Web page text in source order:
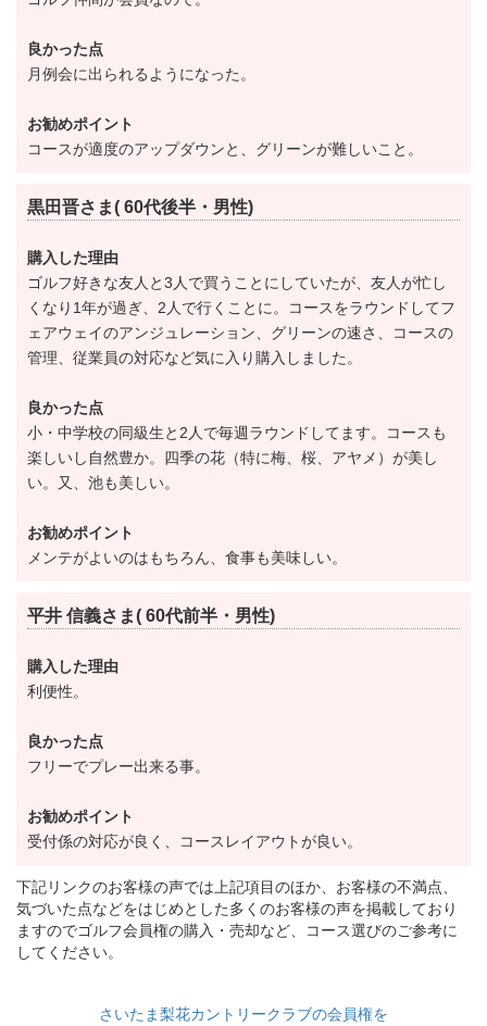
良かった点
月例会に出られるようになった。
お勧めポイント
コースが適度のアップダウンと、グリーンが難しいこと。
黒田晋さま( 60代後半・男性)
購入した理由
ゴルフ好きな友人と3人で買うことにしていたが、友人が忙し
くなり1年が過ぎ、2人で行くことに。コースをラウンドしてフ
ェアウェイのアンジュレーション、グリーンの速さ、コースの
管理、従業員の対応など気に入り購入しました。
良かった点
小・中学校の同級生と2人で毎週ラウンドしてます。コースも
楽しいし自然豊か。四季の花（特に梅、桜、アヤメ）が美し
い。又、池も美しい。
お勧めポイント
メンテがよいのはもちろん、食事も美味しい。
平井 信義さま( 60代前半・男性)
購入した理由
利便性。
良かった点
フリーでプレー出来る事。
お勧めポイント
受付係の対応が良く、コースレイアウトが良い。
下記リンクのお客様の声では上記項目のほか、お客様の不満点、
気づいた点などをはじめとした多くのお客様の声を掲載しており
ますのでゴルフ会員権の購入・売却など、コース選びのご参考に
してください。
さいたま梨花カントリークラブの会員権を